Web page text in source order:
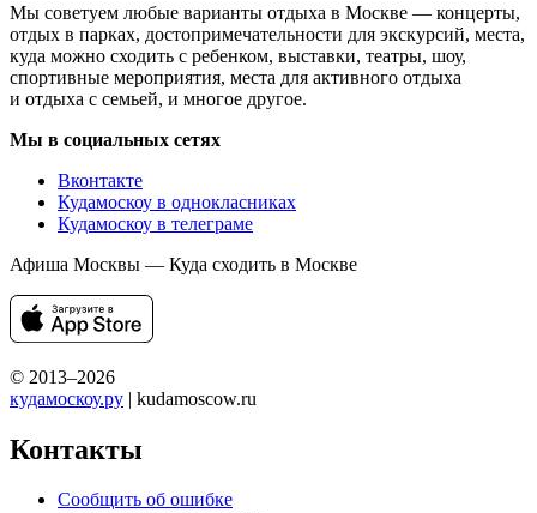
Мы советуем любые варианты отдыха в Москве — концерты,
отдых в парках, достопримечательности для экскурсий, места,
куда можно сходить с ребенком, выставки, театры, шоу,
спортивные мероприятия, места для активного отдыха
и отдыха с семьей, и многое другое.
Мы в социальных сетях
Вконтакте
Кудамоскоу в однокласниках
Кудамоскоу в телеграме
Афиша Москвы — Куда сходить в Москве
© 2013–2026
кудамоскоу.ру | kudamoscow.ru
Контакты
Сообщить об ошибке